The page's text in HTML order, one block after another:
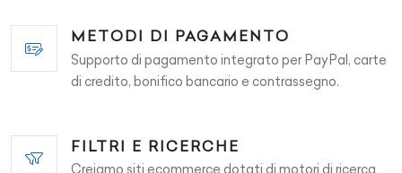
METODI DI PAGAMENTO
Supporto di pagamento integrato per PayPal, carte
di credito, bonifico bancario e contrassegno.
FILTRI E RICERCHE
Creiamo siti ecommerce dotati di motori di ricerca